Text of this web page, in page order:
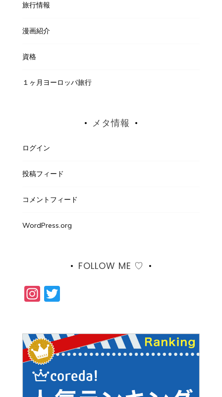
旅行情報
漫画紹介
資格
１ヶ月ヨーロッパ旅行
メタ情報
ログイン
投稿フィード
コメントフィード
WordPress.org
FOLLOW ME ♡
Instagram
Twitter